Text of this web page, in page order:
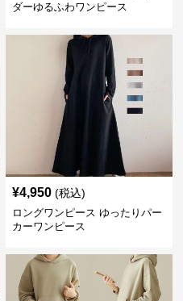
ダーゆるふわワンピース
¥4,950 (税込)
ロングワンピース ゆったりパー
カーワンピース